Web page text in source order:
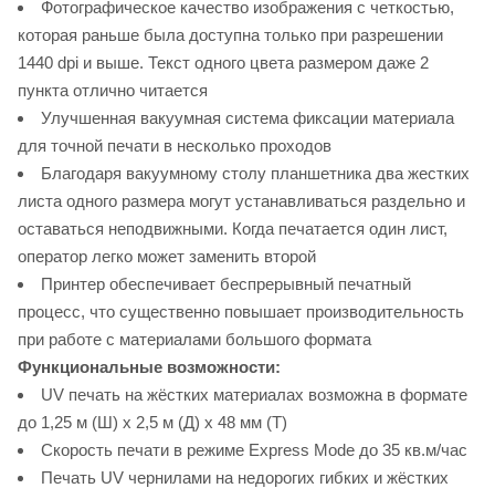
Фотографическое качество изображения с четкостью,
которая раньше была доступна только при разрешении
1440 dpi и выше. Текст одного цвета размером даже 2
пункта отлично читается
Улучшенная вакуумная система фиксации материала
для точной печати в несколько проходов
Благодаря вакуумному столу планшетника два жестких
листа одного размера могут устанавливаться раздельно и
оставаться неподвижными. Когда печатается один лист,
оператор легко может заменить второй
Принтер обеспечивает беспрерывный печатный
процесс, что существенно повышает производительность
при работе с материалами большого формата
Функциональные возможности:
UV печать на жёстких материалах возможна в формате
до 1,25 м (Ш) x 2,5 м (Д) x 48 мм (Т)
Скорость печати в режиме Express Mode до 35 кв.м/час
Печать UV чернилами на недорогих гибких и жёстких